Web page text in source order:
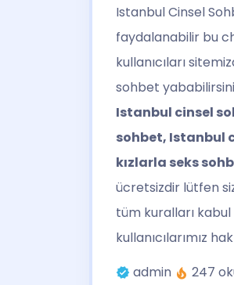
Istanbul Cinsel
faydalanabilir bu
kullanıcıları
sohbet
Istanbul cinsel
sohbet, Istanbul
kızlarla seks
ücretsizdir lütfen
tüm kuralları
kullanıcılarımız
admin
247